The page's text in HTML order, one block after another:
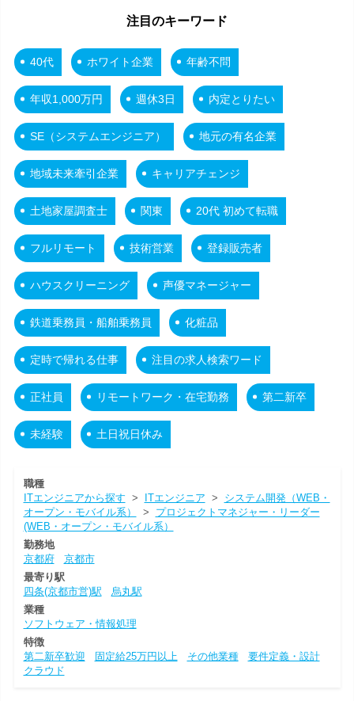
注目のキーワード
40代 ホワイト企業 年齢不問
年収1,000万円 週休3日 内定とりたい
SE（システムエンジニア） 地元の有名企業
地域未来牽引企業 キャリアチェンジ
土地家屋調査士 関東 20代 初めて転職
フルリモート 技術営業 登録販売者
ハウスクリーニング 声優マネージャー
鉄道乗務員・船舶乗務員 化粧品
定時で帰れる仕事 注目の求人検索ワード
正社員 リモートワーク・在宅勤務 第二新卒
未経験 土日祝日休み
職種
ITエンジニアから探す > ITエンジニア > システム開発（WEB・
オープン・モバイル系）
> プロジェクトマネジャー・リーダー
(WEB・オープン・モバイル系）
勤務地
京都府
京都市
最寄り駅
四条(京都市営)駅
烏丸駅
業種
ソフトウェア・情報処理
特徴
第二新卒歓迎
固定給25万円以上 その他業種
要件定義・設計
クラウド